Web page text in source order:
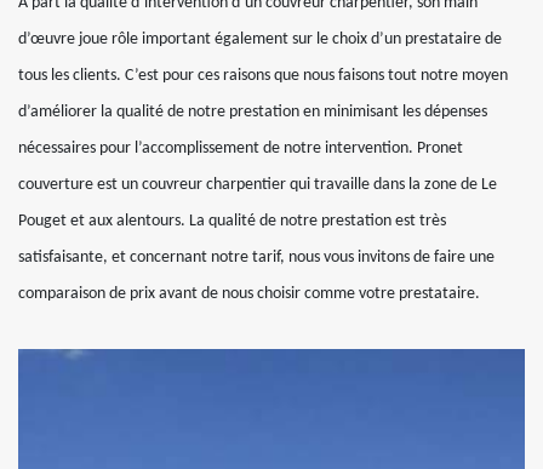
d’œuvre joue rôle important également sur le choix d’un prestataire de
tous les clients. C’est pour ces raisons que nous faisons tout notre moyen
d’améliorer la qualité de notre prestation en minimisant les dépenses
nécessaires pour l’accomplissement de notre intervention. Pronet
couverture est un couvreur charpentier qui travaille dans la zone de Le
Pouget et aux alentours. La qualité de notre prestation est très
satisfaisante, et concernant notre tarif, nous vous invitons de faire une
comparaison de prix avant de nous choisir comme votre prestataire.